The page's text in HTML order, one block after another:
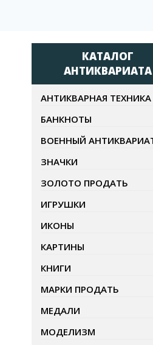
КАТАЛОГ
АНТИКВАРИАТА
АНТИКВАРНАЯ ТЕХНИКА
БАНКНОТЫ
ВОЕННЫЙ
ЗНАЧКИ
ЗОЛОТО ПРОДАТЬ
ИГРУШКИ
ИКОНЫ
КАРТИНЫ
КНИГИ
МАРКИ ПРОДАТЬ
МЕДАЛИ
МОДЕЛИЗМ